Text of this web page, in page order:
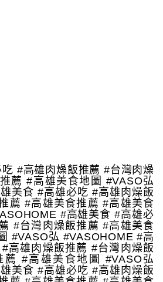
#高雄肉燥飯推薦 #台灣肉燥
薦 #高雄美食地圖 #VASO弘
美食 #高雄必吃 #高雄肉燥飯
薦 #高雄美食推薦 #高雄美食
#高雄美食 #高雄必
#台灣肉燥飯推薦 #高雄美食
#VASO弘 #VASOHOME #高
高雄肉燥飯推薦 #台灣肉燥飯
#高雄美食地圖 #VASO弘
美食 #高雄必吃 #高雄肉燥飯